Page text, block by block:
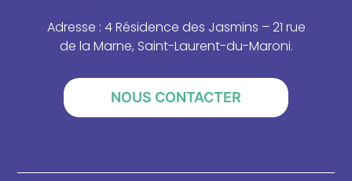
Adresse : 4 Résidence des Jasmins – 21 rue
de la Marne, Saint-Laurent-du-Maroni.
NOUS CONTACTER